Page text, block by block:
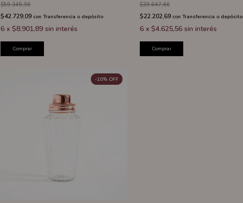
$59.345,96
$42.729,09 con Transferencia o depósito
6 x$8.901,89 sin interés
Comprar
$39.647,66
$22.202,69 con Transferencia o depósito
6 x $4.625,56 sin interés
Comprar
-10% OFF